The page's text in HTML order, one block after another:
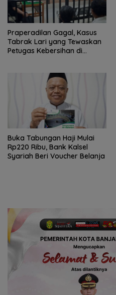
Praperadilan Gagal, Kasus
Tabrak Lari yang Tewaskan
Petugas Kebersihan di
Buka Tabungan Haji Mulai
Rp220 Ribu, Bank Kalsel
Syariah Beri Voucher Belanja